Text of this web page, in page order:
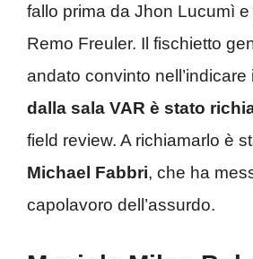
fallo prima da Jhon Lucumì
Remo Freuler. Il fischietto
andato convinto nell’indicare
dalla sala VAR è stato
field review. A richiamarlo è
Michael Fabbri, che ha
capolavoro dell’assurdo.